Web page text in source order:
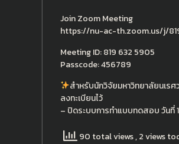
Join Zoom Meeting
https://nu-ac-th.zoom.us/j/
Meeting ID: 819 632 5905
Passcode: 456789
สำหรับนักวิจัยมหาวิทยาลัยนเร
ลงทะเบียนไว้
– ปิดระบบการทำแบบทดสอบ วันที่
90 total views, 2 views